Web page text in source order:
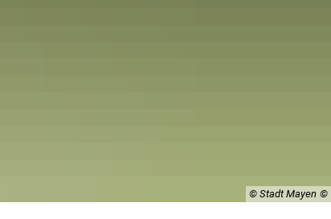
© Stadt Mayen